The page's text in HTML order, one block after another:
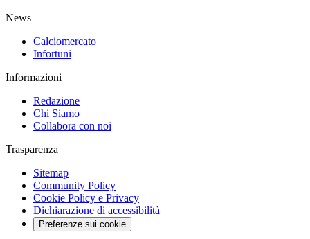
News
Calciomercato
Infortuni
Informazioni
Redazione
Chi Siamo
Collabora con noi
Trasparenza
Sitemap
Community Policy
Cookie Policy e Privacy
Dichiarazione di accessibilità
Preferenze sui cookie